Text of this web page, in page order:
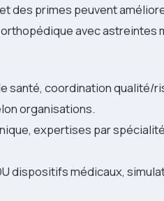
et des primes peuvent
avec astreintes
santé, coordination qualité/
organisations.
expertises par
dispositifs médicaux,